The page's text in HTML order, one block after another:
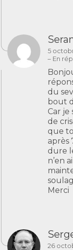
5
– En
du
bout
Car je
de
que
après
dure
n’en
Merci
26